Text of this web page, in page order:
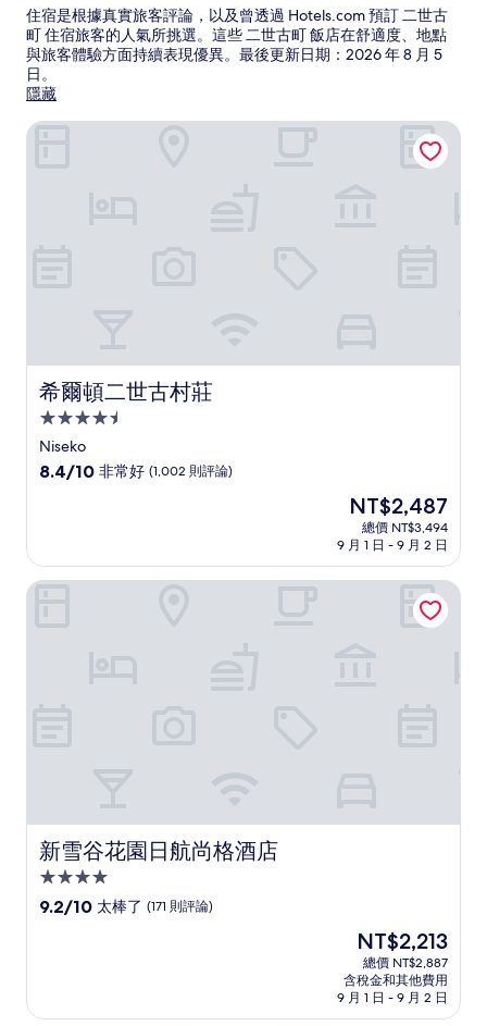
住宿是根據真實旅客評論，以及曾透過 Hotels.com 預訂 二世古
町 住宿旅客的人氣所挑選。這些 二世古町 飯店在舒適度、地點
與旅客體驗方面持續表現優異。最後更新日期： 2026 年 8 月 5
日。
隱藏
希爾頓二世古村莊
希爾頓二世古村莊
4.5
星
級
Niseko
8.4
分，
非
8.4/10 非常好 (1,002 則評論)
現
在
價
為
NT$2,487
NT$2,487
總價 NT$3,494
9 月 1 日 - 9 月 2 日
希爾頓二世古村莊
新雪谷花園日航尚格酒店
新雪谷花園日航尚格酒店
4.0
星
9.2
太
9.2/10 太棒了 (171 則評論)
現
在
價
格
為
NT$2,213
總價 NT$2,887
含稅金和其他費用
9 月 1 日 - 9 月 2 日
新雪谷花園日航尚格酒店